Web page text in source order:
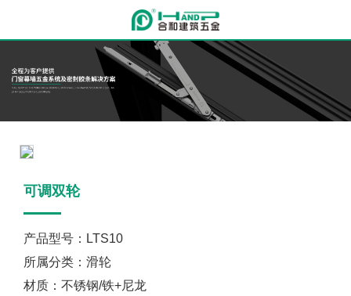
可调双轮
产品型号：LTS10
所属分类：滑轮
材质：不锈钢/铁+尼龙